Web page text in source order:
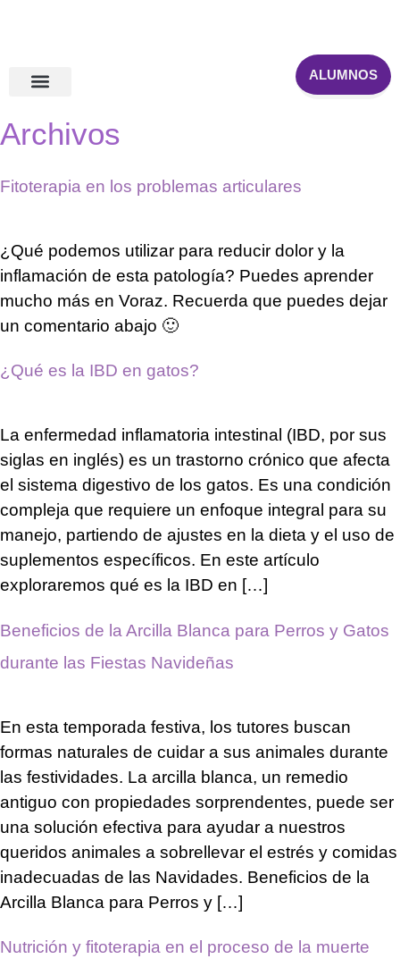
ALUMNOS
Archivos
Fitoterapia en los problemas articulares
¿Qué podemos utilizar para reducir dolor y la
inflamación de esta patología? ⁠Puedes aprender
mucho más en Voraz⁠. Recuerda que puedes dejar
un comentario abajo 🙂
¿Qué es la IBD en gatos?
La enfermedad inflamatoria intestinal (IBD, por sus
siglas en inglés) es un trastorno crónico que afecta
el sistema digestivo de los gatos. Es una condición
compleja que requiere un enfoque integral para su
manejo, partiendo de ajustes en la dieta y el uso de
suplementos específicos. En este artículo
exploraremos qué es la IBD en […]
Beneficios de la Arcilla Blanca para Perros y Gatos
durante las Fiestas Navideñas
En esta temporada festiva, los tutores buscan
formas naturales de cuidar a sus animales durante
las festividades. La arcilla blanca, un remedio
antiguo con propiedades sorprendentes, puede ser
una solución efectiva para ayudar a nuestros
queridos animales a sobrellevar el estrés y comidas
inadecuadas de las Navidades. Beneficios de la
Arcilla Blanca para Perros y […]
Nutrición y fitoterapia en el proceso de la muerte